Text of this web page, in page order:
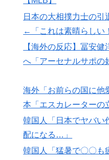
日本の大相撲力士の引
←「これは素晴らしい
【海外の反応】冨安
へ「アーセナルサポの
海外「お前らの国に他
本「エスカレーターの
韓国人「日本でヤバい
配になる…」
韓国人「猛暑で〇〇